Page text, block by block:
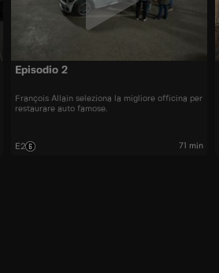
Episodio 2
François Allain seleziona la migliore officina per
restaurare auto famose.
E2 71 min